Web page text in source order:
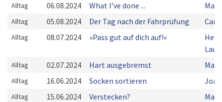
Alltag 06.08.2024 What Iʼve done ...
Alltag 05.08.2024 Der Tag nach der Fahrprüfung
Alltag 08.07.2024 »Pass gut auf dich auf!«
Alltag 02.07.2024 Hart ausgebremst
Alltag 16.06.2024 Socken sortieren
Alltag 15.06.2024 Verstecken?